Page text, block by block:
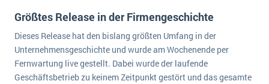
Installation
Landwirtschaft
Maschinenbau
Medien
ERP Wissenszentrum
Größtes Release in der Firmengeschichte
Dieses Release hat den bislang größten Umfang in der
Unternehmensgeschichte und wurde am Wochenende per
Fernwartung live gestellt. Dabei wurde der laufende
Geschäftsbetrieb zu keinem Zeitpunkt gestört und das gesamte